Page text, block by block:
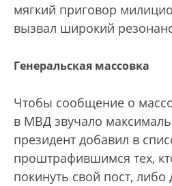
мягкий приговор
вызвал широкий
Генеральская массовка
Чтобы сообщение о
в МВД звучало
президент добавил в
проштрафившимся тех,
покинуть свой пост,